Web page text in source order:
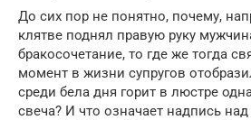
До сих пор не понятно, почему,
клятве поднял правую руку
бракосочетание, то где же тогда
момент в жизни супругов
среди бела дня горит в люстре
свеча? И что означает надпись